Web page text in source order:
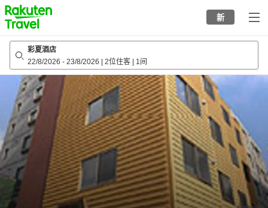
to
top
page
新
彩夏酒店
22/8/2026 - 23/8/2026 2位住客 1间